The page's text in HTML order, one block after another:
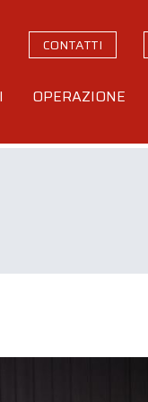
CONTATTI
OPERAZIONE